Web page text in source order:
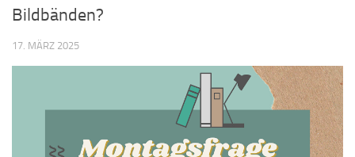
Bildbänden?
17. MÄRZ 2025